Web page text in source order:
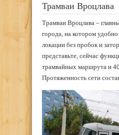
Трамваи Вроцлава
Трамваи Вроцлава –
города, на котором
локации без пробок и
представьте, сейчас
трамвайных маршрута и
Протяженность сети